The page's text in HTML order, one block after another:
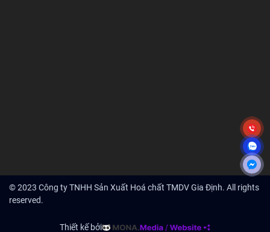
© 2023 Công ty TNHH Sản Xuất Hoá chất TMDV Gia Định. All rights
reserved.
Thiết kế bởi